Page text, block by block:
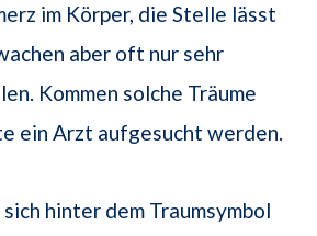
im Körper, die Stelle lässt
aber oft nur sehr
Kommen solche Träume
ein Arzt aufgesucht werden.
hinter dem Traumsymbol